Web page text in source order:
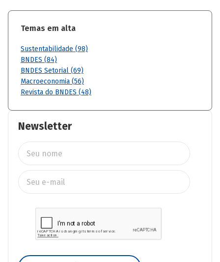
Temas em alta
Sustentabilidade (98)
BNDES (84)
BNDES Setorial (69)
Macroeconomia (56)
Revista do BNDES (48)
Newsletter